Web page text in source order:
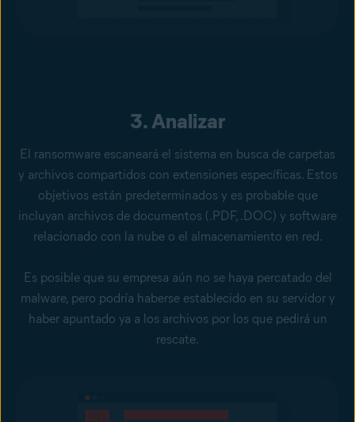
3. Analizar
El ransomware escaneará el sistema en busca de carpetas
y archivos compartidos con extensiones específicas. Estos
objetivos están predeterminados y es probable que
incluyan archivos de documentos (.PDF, .DOC) y software
relacionado con la nube o el almacenamiento en red.
Es posible que su empresa aún no se haya percatado del
malware, pero podría haberse establecido en su servidor y
haber apuntado ya a los archivos por los que pedirá un
rescate.